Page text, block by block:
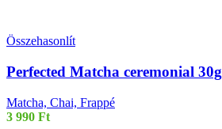
Összehasonlít
Perfected Matcha ceremonial 30g
Matcha, Chai, Frappé
3 990 Ft